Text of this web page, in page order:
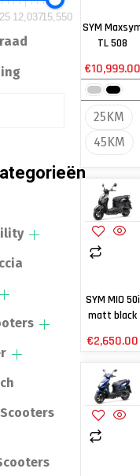
12,03715,550
SYM
TL 508
€10,999.00
25KM
45KM
SYM MIO 50i
matt black
€2,650.00